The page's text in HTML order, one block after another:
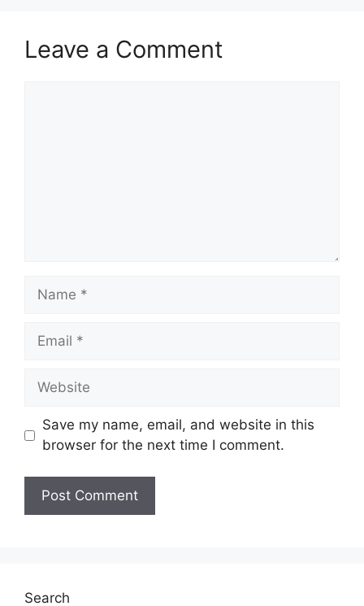
Leave a Comment
Name
Email
Website
Save my name, email, and website in this
browser for the next time I comment.
Search